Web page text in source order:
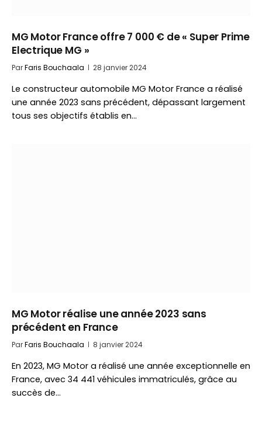
MG Motor France offre 7 000 € de « Super Prime
Electrique MG »
ParFaris Bouchaala 28 janvier 2024
Le constructeur automobile MG Motor France a réalisé
une année 2023 sans précédent, dépassant largement
tous ses objectifs établis en…
MG Motor réalise une année 2023 sans
précédent en France
ParFaris Bouchaala 8 janvier 2024
En 2023, MG Motor a réalisé une année exceptionnelle en
France, avec 34 441 véhicules immatriculés, grâce au
succès de…